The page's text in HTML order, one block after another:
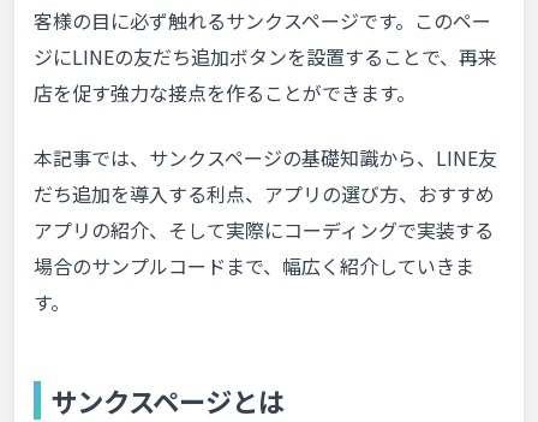
客様の目に必ず触れるサンクスページです。このペー
ジにLINEの友だち追加ボタンを設置することで、再来
店を促す強力な接点を作ることができます。
本記事では、サンクスページの基礎知識から、LINE友
だち追加を導入する利点、アプリの選び方、おすすめ
アプリの紹介、そして実際にコーディングで実装する
場合のサンプルコードまで、幅広く紹介していきま
す。
サンクスページとは